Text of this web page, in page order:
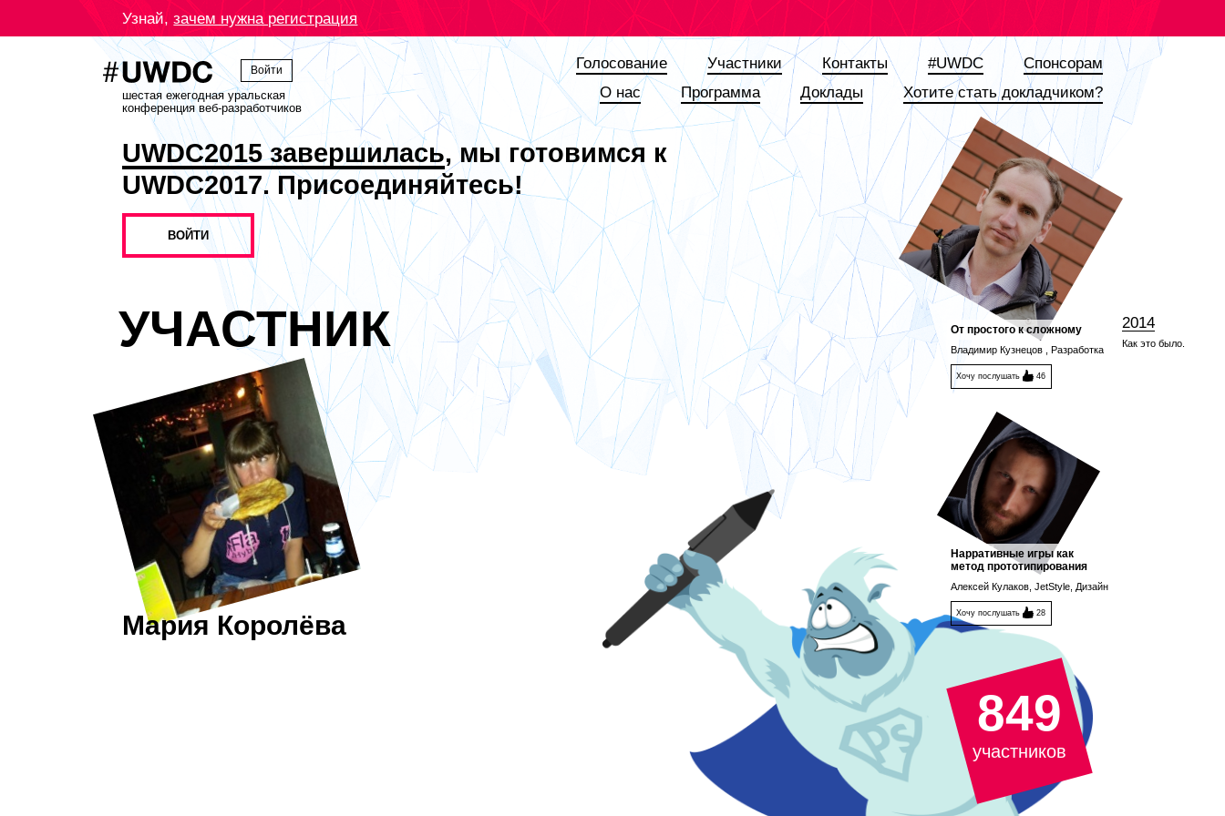
Узнай,зачем нужна регистрация
Войти
шестая ежегодная уральская
конференция веб-разработчиков
Голосование Участники Контакты #UWDC
Спонсорам
О наc
Программа Доклады Хотите стать докладчиком?
UWDC2015 завершилась, мы готовимся к
UWDC2017. Присоединяйтесь!
ВОЙТИ
УЧАСТНИК
Мария Королёва
От простого к сложному
Владимир Кузнецов , Разработка
Хочу послушать 46
Нарративные игры как
метод прототипирования
Алексей Кулаков, JetStyle, Дизайн
Хочу послушать 28
849
участников
2014
Как это было.